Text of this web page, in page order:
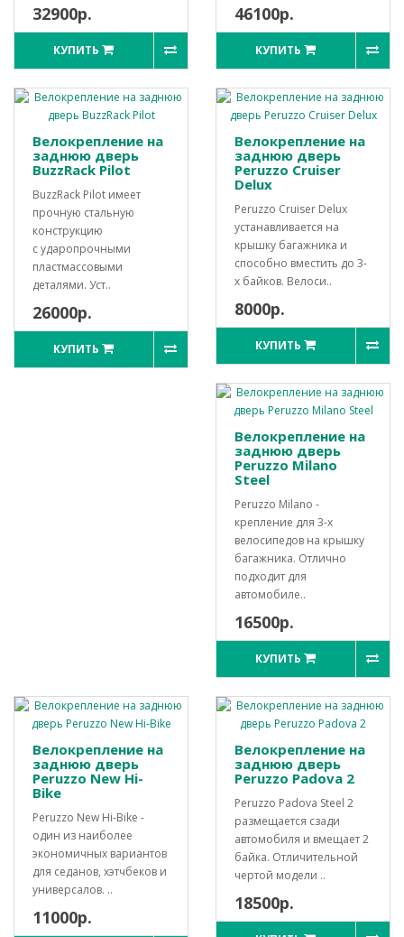
32900р.
КУПИТЬ
46100р.
КУПИТЬ
Велокрепление на
заднюю дверь
BuzzRack Pilot
BuzzRack Pilot имеет
прочную стальную
конструкцию
с ударопрочными
пластмассовыми
деталями. Уст..
26000р.
КУПИТЬ
Велокрепление на
заднюю дверь
Peruzzo Cruiser
Delux
Peruzzo Cruiser Delux
устанавливается на
крышку багажника и
способно вместить до 3-
х байков. Велоси..
8000р.
КУПИТЬ
Велокрепление на
заднюю дверь
Peruzzo Milano
Steel
Peruzzo Milano -
крепление для 3-х
велосипедов на крышку
багажника. Отлично
подходит для
автомобиле..
16500р.
КУПИТЬ
Велокрепление на
заднюю дверь
Peruzzo New Hi-
Bike
Peruzzo New Hi-Bike -
один из наиболее
экономичных вариантов
для седанов, хэтчбеков и
универсалов. ..
11000р.
Велокрепление на
заднюю дверь
Peruzzo Padova 2
Peruzzo Padova Steel 2
размещается сзади
автомобиля и вмещает 2
байка. Отличительной
чертой модели ..
18500р.